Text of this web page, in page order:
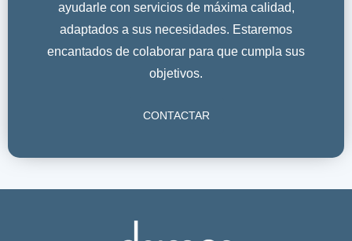
ayudarle con servicios de máxima calidad,
adaptados a sus necesidades. Estaremos
encantados de colaborar para que cumpla sus
objetivos.
CONTACTAR